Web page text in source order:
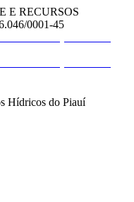
E RECURSOS
0001-45
Hídricos do Piauí